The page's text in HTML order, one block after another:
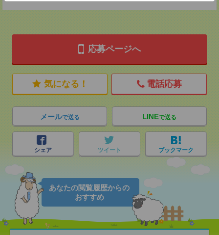
応募ページへ
気になる！ 電話応募
メールで送る LINEで送る
シェア ツイート ブックマーク
あなたの閲覧履歴からの
おすすめ